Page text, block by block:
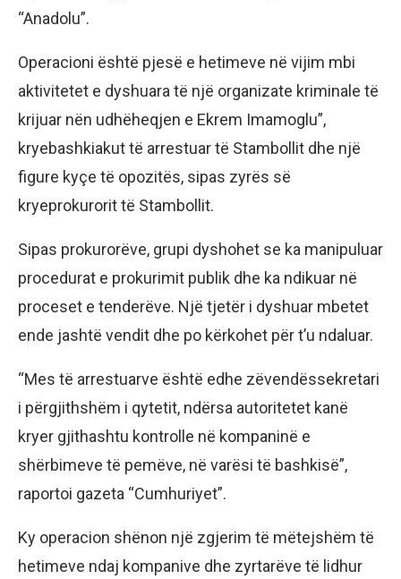
“Anadolu”.
Operacioni është pjesë e hetimeve në vijim mbi
aktivitetet e dyshuara të një organizate kriminale të
krijuar nën udhëheqjen e Ekrem Imamoglu”,
kryebashkiakut të arrestuar të Stambollit dhe një
figure kyçe të opozitës, sipas zyrës së
kryeprokurorit të Stambollit.
Sipas prokurorëve, grupi dyshohet se ka manipuluar
procedurat e prokurimit publik dhe ka ndikuar në
proceset e tenderëve. Një tjetër i dyshuar mbetet
ende jashtë vendit dhe po kërkohet për t’u ndaluar.
“Mes të arrestuarve është edhe zëvendëssekretari
i përgjithshëm i qytetit, ndërsa autoritetet kanë
kryer gjithashtu kontrolle në kompaninë e
shërbimeve të pemëve, në varësi të bashkisë”,
raportoi gazeta “Cumhuriyet”.
Ky operacion shënon një zgjerim të mëtejshëm të
hetimeve ndaj kompanive dhe zyrtarëve të lidhur